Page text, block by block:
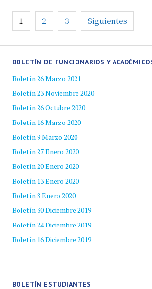
BOLETÍN DE FUNCIONARIOS Y
Boletín 26 Marzo 2021
Boletín 23 Noviembre 2020
Boletín 26 Octubre 2020
Boletín 16 Marzo 2020
Boletín 9 Marzo 2020
Boletín 27 Enero 2020
Boletín 20 Enero 2020
Boletín 13 Enero 2020
Boletín 8 Enero 2020
Boletín 30 Diciembre 2019
Boletín 24 Diciembre 2019
Boletín 16 Diciembre 2019
Navegación
de
1 2 3 Siguientes
BOLETÍN ESTUDIANTES